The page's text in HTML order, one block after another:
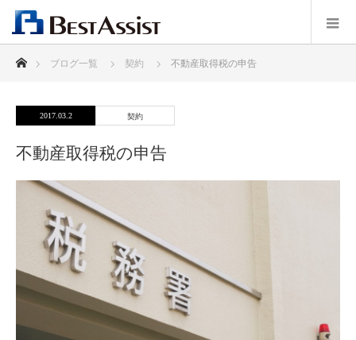
ホームブログ一覧 契約 不動産取得税の申告
2017.03.2 契約
不動産取得税の申告